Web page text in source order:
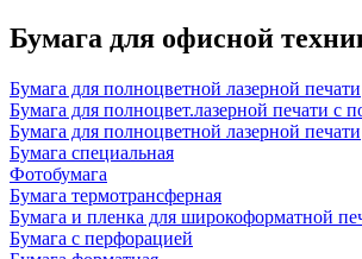
Бумага для офисной
Бумага для полноцветной лазерной печати
Бумага для полноцвет.лазерной печати с
Бумага для полноцветной лазерной печати
Бумага специальная
Фотобумага
Бумага термотрансферная
Бумага и пленка для широкоформатной
Бумага с перфорацией